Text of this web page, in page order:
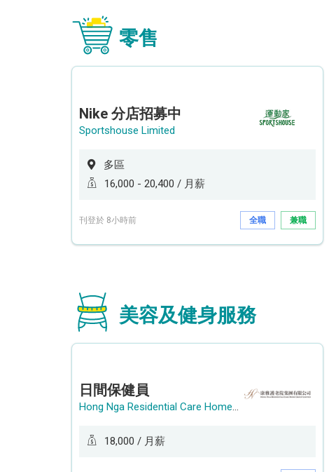
零售
Nike 分店招募中
Sportshouse Limited
多區
16,000 - 20,400 / 月薪
刊登於 8小時前 全職 兼職
美容及健身服務
日間保健員
Hong Nga Residential Care Home Group Limited
18,000 / 月薪